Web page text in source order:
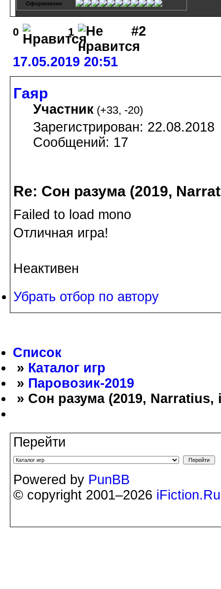
Оформление
0 1 #2
17.05.2019 20:51
Гаяр
Участник (+33, -20)
Зарегистрирован: 22.08.2018
Сообщений: 17
Re: Сон разума (2019,
Failed to load mono
Отличная игра!
Неактивен
Убрать отбор по автору
Список
» Каталог игр
» Паровозик-2019
» Сон разума (2019, Narratius,
Перейти
Powered by PunBB
© copyright 2001–2026 iFiction.Ru